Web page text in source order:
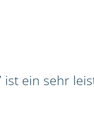
ist ein sehr